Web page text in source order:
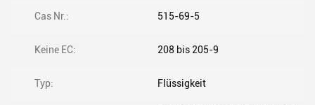
Cas Nr.: 515-69-5
Keine EC: 208 bis 205-9
Typ: Flüssigkeit